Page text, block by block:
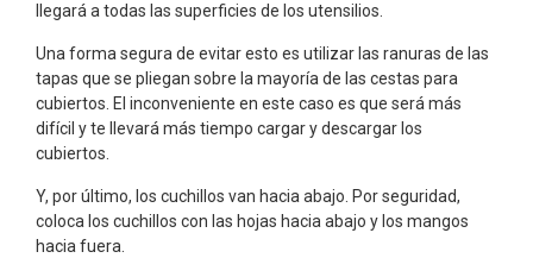
llegará a todas las superficies de los utensilios.
Una forma segura de evitar esto es utilizar las ranuras de las
tapas que se pliegan sobre la mayoría de las cestas para
cubiertos. El inconveniente en este caso es que será más
difícil y te llevará más tiempo cargar y descargar los
cubiertos.
Y, por último, los cuchillos van hacia abajo. Por seguridad,
coloca los cuchillos con las hojas hacia abajo y los mangos
hacia fuera.